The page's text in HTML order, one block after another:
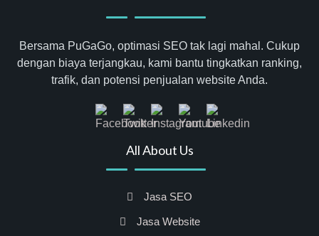
Bersama PuGaGo, optimasi SEO tak lagi mahal. Cukup
dengan biaya terjangkau, kami bantu tingkatkan ranking,
trafik, dan potensi penjualan website Anda.
All About Us
Jasa SEO
Jasa Website